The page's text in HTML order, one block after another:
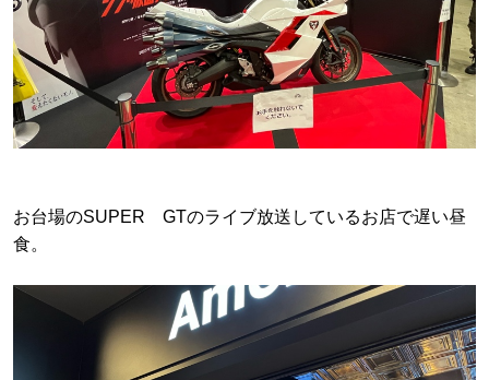
お台場のSUPER GTのライブ放送しているお店で遅い昼
食。